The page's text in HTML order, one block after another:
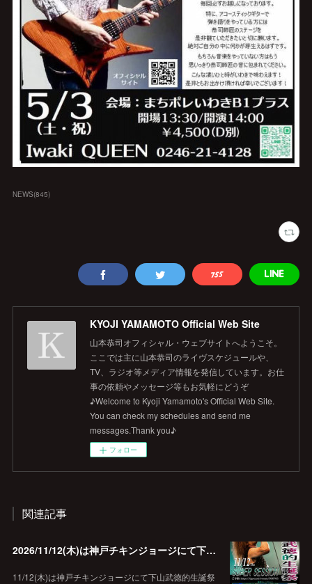
NEWS(845)
KYOJI YAMAMOTO Official Web Site
山本恭司オフィシャル・ウェブサイトへようこそ。
ここでは主に山本恭司のライヴスケジュールや、
TV、ラジオ等メディア情報を発信しています。お仕
事の依頼やメッセージ等もお気軽にどうぞ
♪Welcome to Kyoji Yamamoto's Official Web Site.
You can check my schedules and send me
messages.Thank you♪
フォロー
関連記事
2026/11/12(木)は神戸チキンジョージにて下山武徳的生誕祭に出演します♪
11/12(木)は神戸チキンジョージにて下山武徳的生誕祭